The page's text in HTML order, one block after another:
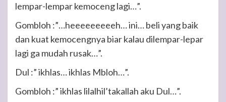
lempar-lempar kemoceng lagi…”.
Gombloh :”…heeeeeeeeeh… ini… beli yang baik
dan kuat kemocengnya biar kalau dilempar-lepar
lagi ga mudah rusak…”.
Dul :” ikhlas… ikhlas Mbloh…”.
Gombloh :” ikhlas lilalhil’takallah aku Dul…”.